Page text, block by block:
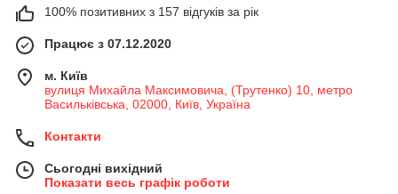
100% позитивних з 157 відгуків за рік
Працює з 07.12.2020
м. Київ
вулиця Михайла Максимовича, (Трутенко) 10, метро
Васильківська, 02000, Київ, Україна
Контакти
Сьогодні вихідний
Показати весь графік роботи